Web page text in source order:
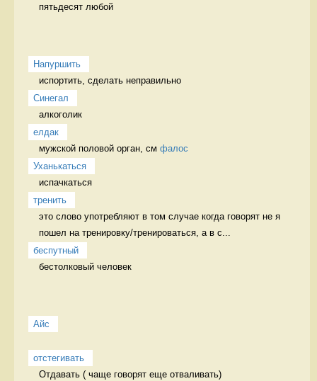
пятьдесят любой
Напуршить
испортить, сделать неправильно
Синегал
алкоголик
елдак
мужской половой орган, см фалос
Уханькаться
испачкаться
тренить
это слово употребляют в том случае когда говорят не я
пошел на тренировку/тренироваться, а в с...
беспутный
бестолковый человек
Айс
отстегивать
Отдавать ( чаще говорят еще отваливать)